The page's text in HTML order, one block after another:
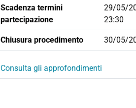
Scadenza termini
partecipazione
29/05/
23:30
Chiusura procedimento 30/05/
Consulta gli approfondimenti